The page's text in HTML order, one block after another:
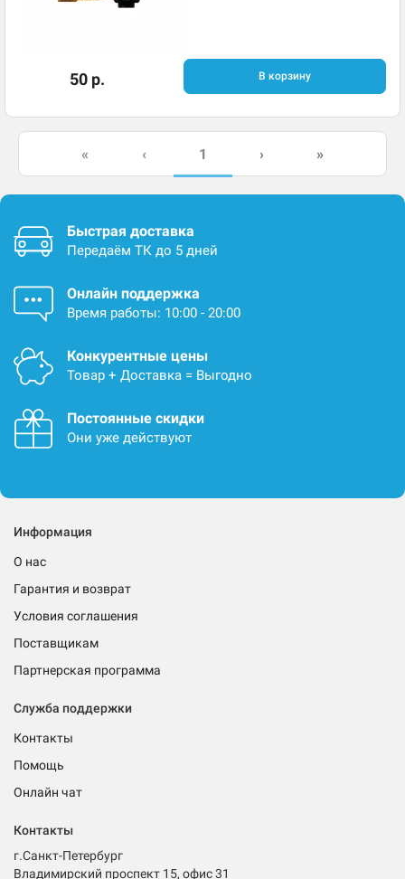
50 р. В корзину
« ‹ 1 › »
Быстрая доставка
Передаём ТК до 5 дней
Онлайн поддержка
Время работы: 10:00 - 20:00
Конкурентные цены
Товар + Доставка = Выгодно
Постоянные скидки
Они уже действуют
Информация
О нас
Гарантия и возврат
Условия соглашения
Поставщикам
Партнерская программа
Служба поддержки
Контакты
Помощь
Онлайн чат
Контакты
г.Санкт-Петербург
Владимирский проспект 15, офис 31